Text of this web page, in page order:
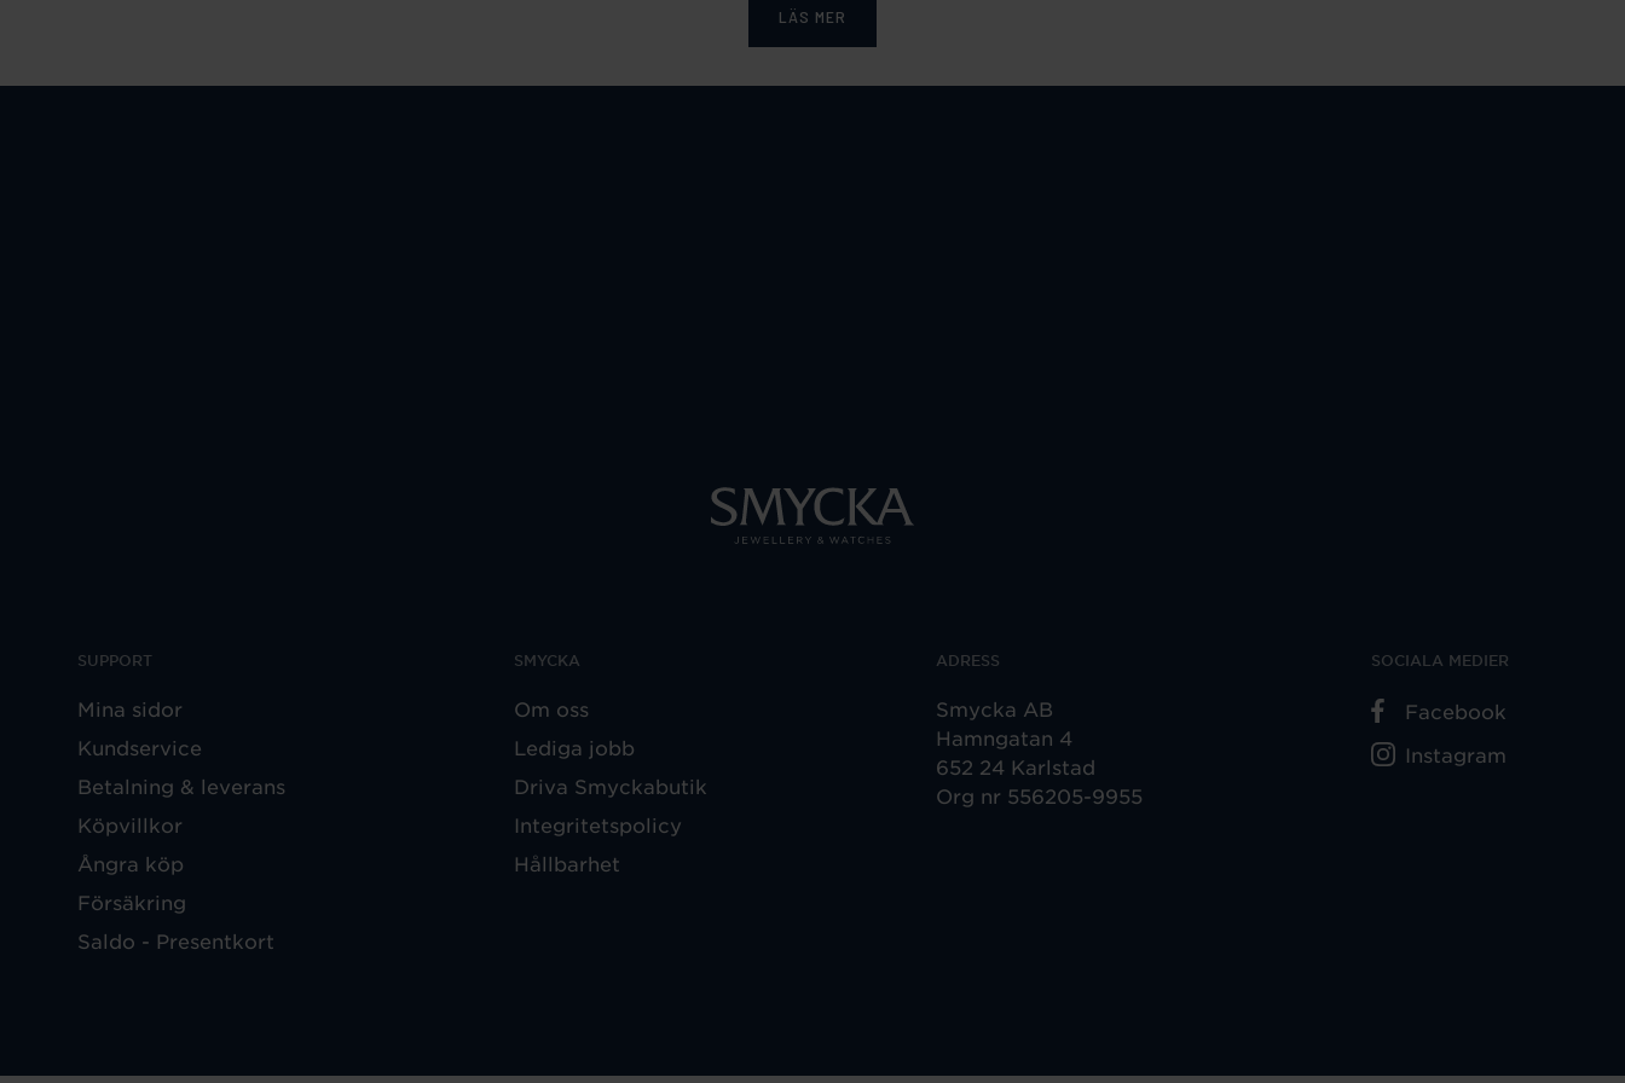
LÄS MER
SUPPORT
Mina sidor
Kundservice
Betalning & leverans
Köpvillkor
Ångra köp
Försäkring
Saldo - Presentkort
SMYCKA
Om oss
Lediga jobb
Driva Smyckabutik
Integritetspolicy
Hållbarhet
ADRESS
Smycka AB
Hamngatan 4
652 24 Karlstad
Org nr 556205-9955
SOCIALA MEDIER
Facebook
Instagram